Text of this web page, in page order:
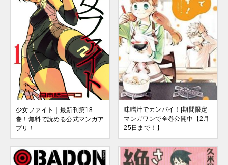
少女ファイト｜最新刊第18
巻！無料で読める公式マンガア
プリ！
味噌汁でカンパイ！|期間限定
マンガワンで全巻公開中【2月
25日まで！】